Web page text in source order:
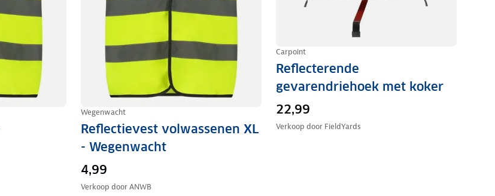
Wegenwacht
Reflectievest volwassenen XL
- Wegenwacht
4,99
Verkoop doorANWB
Carpoint
Reflecterende
gevarendriehoek met koker
22,99
Verkoop door FieldYards